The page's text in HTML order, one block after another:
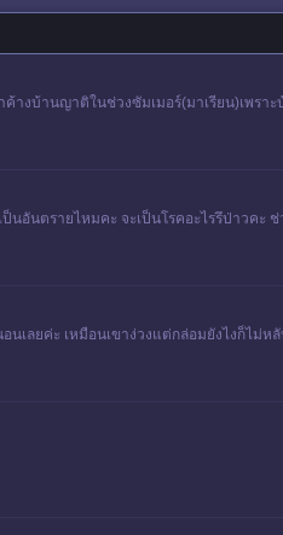
างบ้านญาติในช่วงซัมเมอร์(มาเรียน)เพราะ
อันตรายไหมคะ จะเป็นโรคอะไรรึป่าวคะ
เลยค่ะ เหมือนเขาง่วงแต่กล่อมยังไงก็ไม่ห